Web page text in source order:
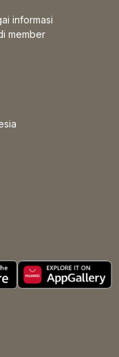
informasi
member